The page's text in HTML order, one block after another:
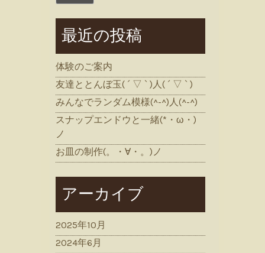
最近の投稿
体験のご案内
友達ととんぼ玉( ´ ▽ ` )人( ´ ▽ ` )
みんなでランダム模様(^-^)人(^-^)
スナップエンドウと一緒(*・ω・)
ノ
お皿の制作(。・∀・。)ノ
アーカイブ
2025年10月
2024年6月